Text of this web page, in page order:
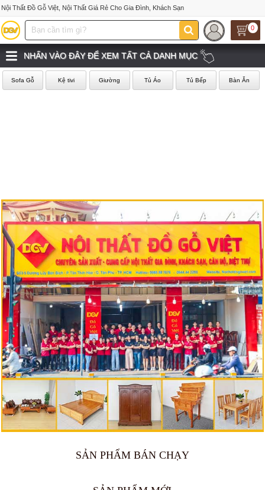
Nội Thất Đồ Gỗ Việt, Nội Thất Giá Rẻ Cho Gia Đình, Khách Sạn
0
NHẤN VÀO ĐÂY ĐỂ XEM TẤT CẢ DANH MỤC
Sofa Gỗ Kệ tivi Giường Tủ Áo Tủ Bếp Bàn Ăn
SẢN PHẨM BÁN CHẠY
🔥 Bán chạy 2026